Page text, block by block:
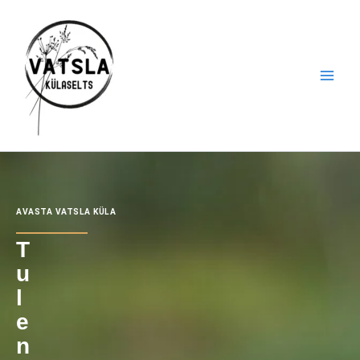
content
AVASTA VATSLA KÜLA
T
u
l
e
n